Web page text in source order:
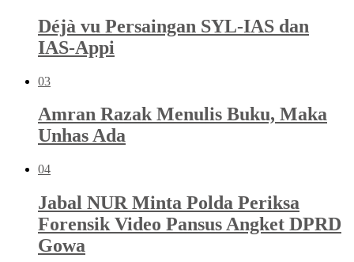
Déjà vu Persaingan SYL-IAS dan
IAS-Appi
03
Amran Razak Menulis Buku, Maka
Unhas Ada
04
Jabal NUR Minta Polda Periksa
Forensik Video Pansus Angket DPRD
Gowa